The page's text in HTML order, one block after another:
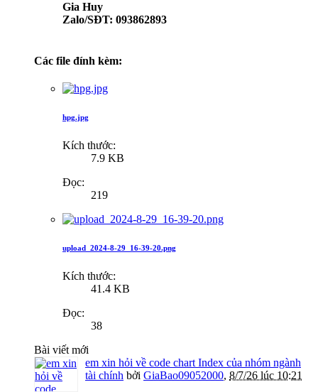
Gia Huy
Zalo/SĐT: 093862893
Các file đính kèm:
hpg.jpg
Kích thước:
7.9 KB
Đọc:
219
upload_2024-8-29_16-39-20.png
Kích thước:
41.4 KB
Đọc:
38
Bài viết mới
em xin hỏi về code chart Index của nhóm ngành
tài chính bởi GiaBao09052000, 8/7/26 lúc 10:21